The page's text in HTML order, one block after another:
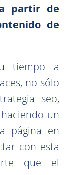
partir de
de
tiempo a
no sólo
seo,
un
página en
con esta
que el